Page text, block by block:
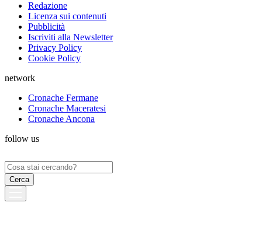
Redazione
Licenza sui contenuti
Pubblicità
Iscriviti alla Newsletter
Privacy Policy
Cookie Policy
network
Cronache Fermane
Cronache Maceratesi
Cronache Ancona
follow us
Ricerca
per: